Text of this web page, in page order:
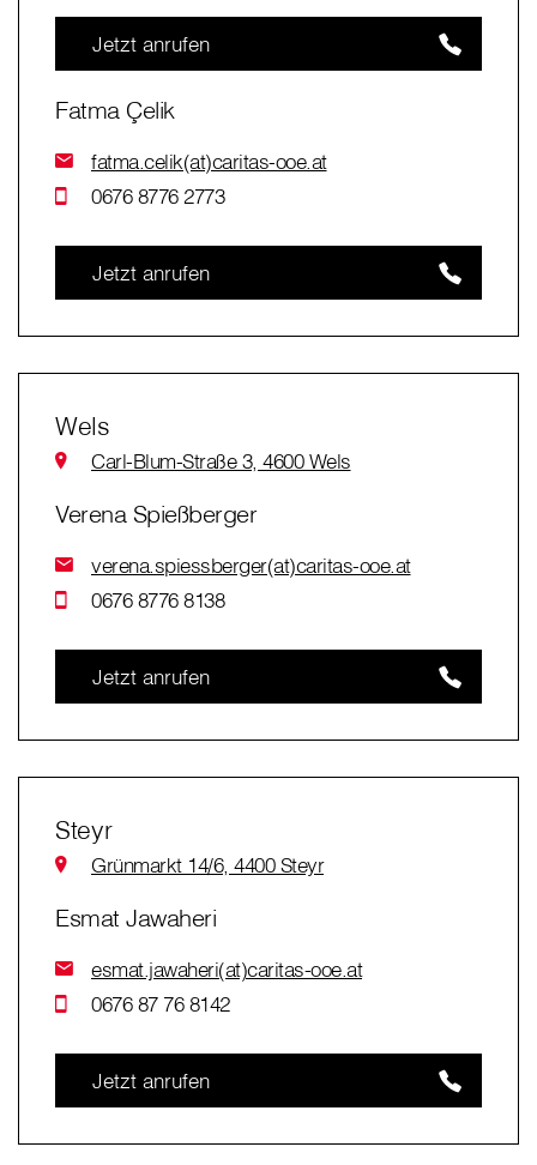
Jetzt anrufen
Fatma Çelik
fatma.celik(at)caritas-ooe.at
0676 8776 2773
Jetzt anrufen
Wels
Carl-Blum-Straße 3, 4600 Wels
Verena Spießberger
verena.spiessberger(at)caritas-ooe.at
0676 8776 8138
Jetzt anrufen
Steyr
Grünmarkt 14/6, 4400 Steyr
Esmat Jawaheri
esmat.jawaheri(at)caritas-ooe.at
0676 87 76 8142
Jetzt anrufen